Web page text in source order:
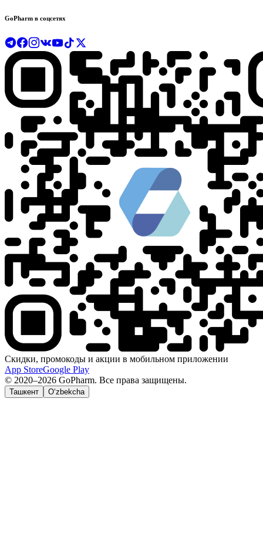
GoPharm в соцсетях
Скидки, промокоды и акции в мобильном приложении
App StoreGoogle Play
© 2020–2026 GoPharm. Все права защищены.
Ташкент O‘zbekcha